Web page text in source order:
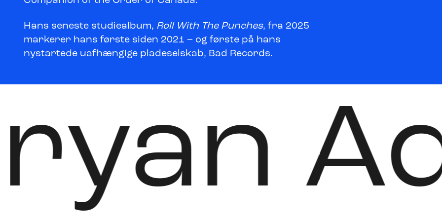
Hans seneste studiealbum, Roll With The Punches, fra 2025
markerer hans første siden 2021 – og første på hans
nystartede uafhængige pladeselskab, Bad Records.